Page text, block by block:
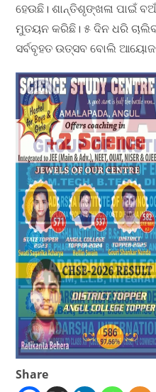
ହେଉଛି। ଶାନ୍ତିଶୃଙ୍ଖଳା ପାଇଁ
ମୁତୟନ କରିଛି। ୫ ଦିନ ଧରି
ସର୍ବବୃହତ ଉତ୍ସବ ବୋଲି
Share